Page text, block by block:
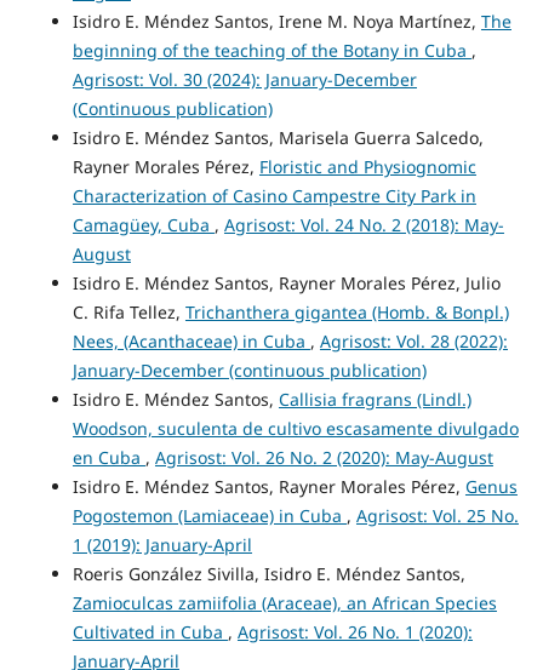
Isidro E. Méndez Santos, Irene M. Noya Martínez, The
beginning of the teaching of the Botany in Cuba ,
Agrisost: Vol. 30 (2024): January-December
(Continuous publication)
Isidro E. Méndez Santos, Marisela Guerra Salcedo,
Rayner Morales Pérez, Floristic and Physiognomic
Characterization of Casino Campestre City Park in
Camagüey, Cuba , Agrisost: Vol. 24 No. 2 (2018): May-
August
Isidro E. Méndez Santos, Rayner Morales Pérez, Julio
C. Rifa Tellez, Trichanthera gigantea (Homb. & Bonpl.)
Nees, (Acanthaceae) in Cuba , Agrisost: Vol. 28 (2022):
January-December (continuous publication)
Isidro E. Méndez Santos, Callisia fragrans (Lindl.)
Woodson, suculenta de cultivo escasamente divulgado
en Cuba , Agrisost: Vol. 26 No. 2 (2020): May-August
Isidro E. Méndez Santos, Rayner Morales Pérez, Genus
Pogostemon (Lamiaceae) in Cuba , Agrisost: Vol. 25 No.
1 (2019): January-April
Roeris González Sivilla, Isidro E. Méndez Santos,
Zamioculcas zamiifolia (Araceae), an African Species
Cultivated in Cuba , Agrisost: Vol. 26 No. 1 (2020):
January-April